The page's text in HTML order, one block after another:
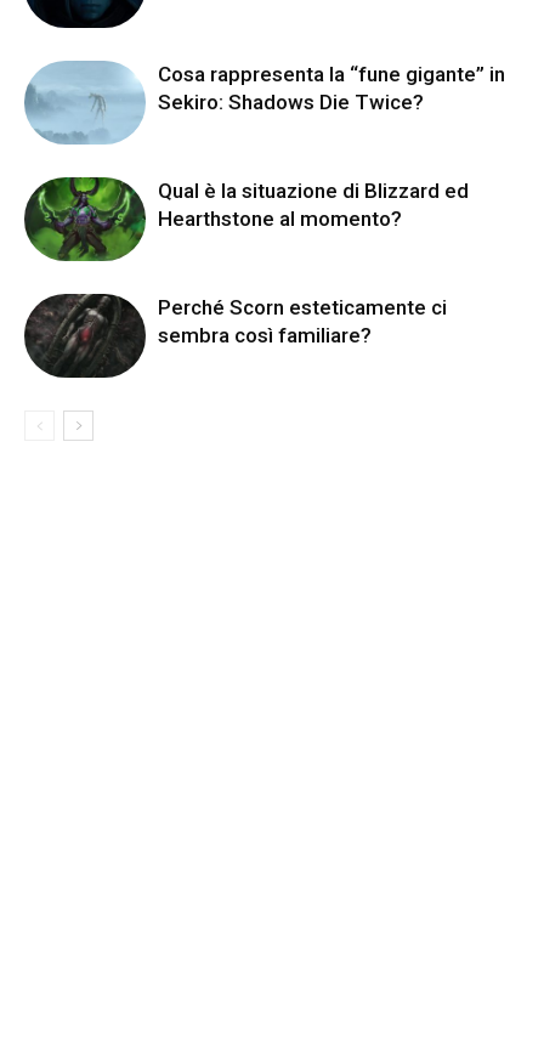
Cosa rappresenta la “fune gigante” in
Sekiro: Shadows Die Twice?
Qual è la situazione di Blizzard ed
Hearthstone al momento?
Perché Scorn esteticamente ci
sembra così familiare?